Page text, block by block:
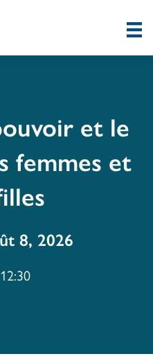
et le
femmes et
8, 2026